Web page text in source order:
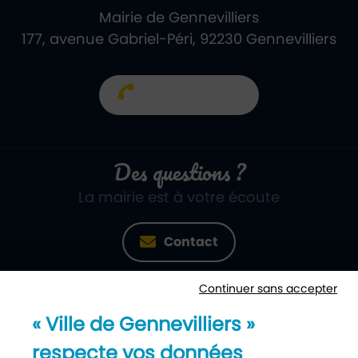
Mairie de Gennevilliers
177, avenue Gabriel-Péri, 92230 Gennevilliers
Des questions ?
La mairie est à votre écoute
Contact
Newsletter
Continuer sans accepter
« Ville de Gennevilliers »
respecte vos données